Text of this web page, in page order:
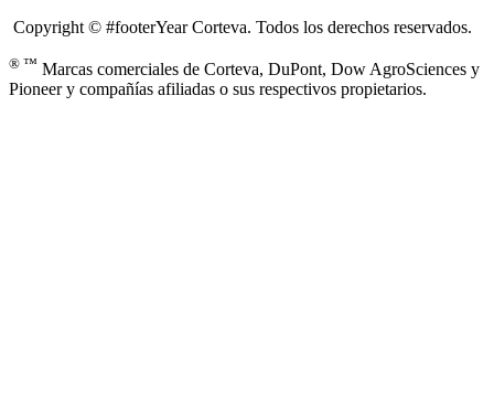
Copyright © #footerYear Corteva. Todos los derechos reservados.
® ™ Marcas comerciales de Corteva, DuPont, Dow AgroSciences y
Pioneer y compañías afiliadas o sus respectivos propietarios.